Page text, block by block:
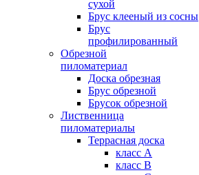
сухой
Брус клееный из сосны
Брус
профилированный
Обрезной
пиломатериал
Доска обрезная
Брус обрезной
Брусок обрезной
Лиственница
пиломатериалы
Террасная доска
класс А
класс B